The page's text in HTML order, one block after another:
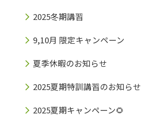
2025冬期講習
9,10月 限定キャンペーン
夏季休暇のお知らせ
2025夏期特訓講習のお知らせ
2025夏期キャンペーン🌻